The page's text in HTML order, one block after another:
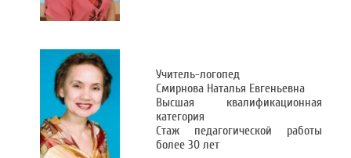
Учитель-логопед
Смирнова Наталья Евгеньевна
Высшая квалификационная
категория
Стаж педагогической работы
более 30 лет